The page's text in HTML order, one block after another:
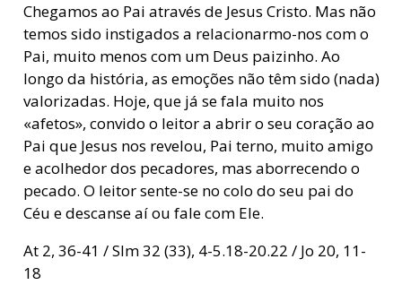
Chegamos ao Pai através de Jesus Cristo. Mas não
temos sido instigados a relacionarmo-nos com o
Pai, muito menos com um Deus paizinho. Ao
longo da história, as emoções não têm sido (nada)
valorizadas. Hoje, que já se fala muito nos
«afetos», convido o leitor a abrir o seu coração ao
Pai que Jesus nos revelou, Pai terno, muito amigo
e acolhedor dos pecadores, mas aborrecendo o
pecado. O leitor sente-se no colo do seu pai do
Céu e descanse aí ou fale com Ele.
At 2, 36-41 / Slm 32 (33), 4-5.18-20.22 / Jo 20, 11-
18